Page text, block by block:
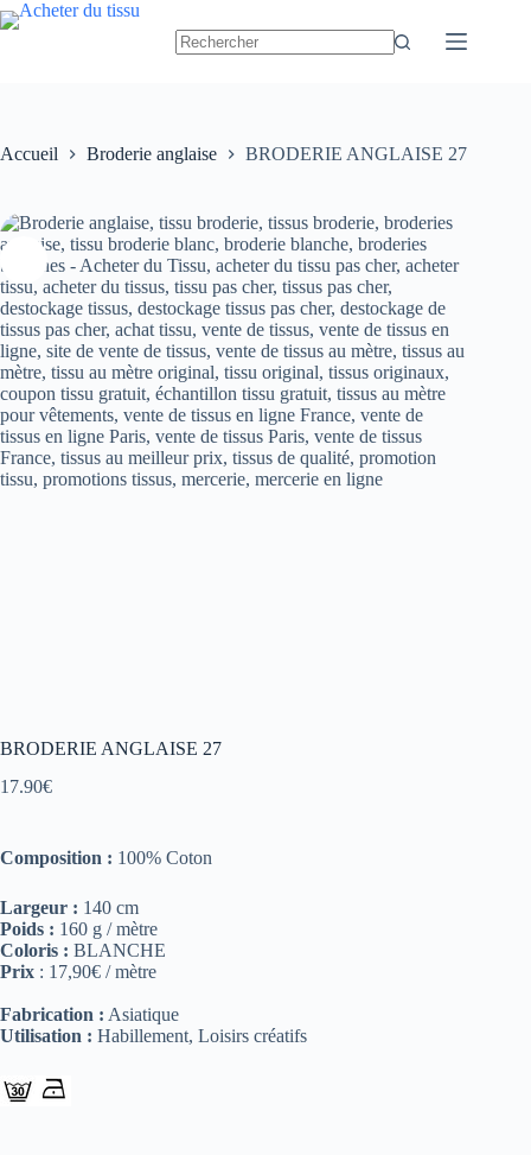
Passer
au
Accueil Broderie anglaise BRODERIE ANGLAISE 27
BRODERIE ANGLAISE 27
17.90€
Composition : 100% Coton
Largeur : 140 cm
Poids : 160 g / mètre
Coloris : BLANCHE
Prix : 17,90€ / mètre
Fabrication : Asiatique
Utilisation : Habillement, Loisirs créatifs